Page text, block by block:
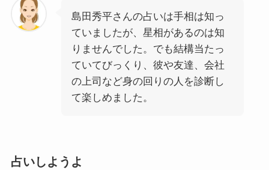
島田秀平さんの占いは手相は知っ
ていましたが、星相があるのは知
りませんでした。でも結構当たっ
ていてびっくり、彼や友達、会社
の上司など身の回りの人を診断し
て楽しめました。
占いしようよ